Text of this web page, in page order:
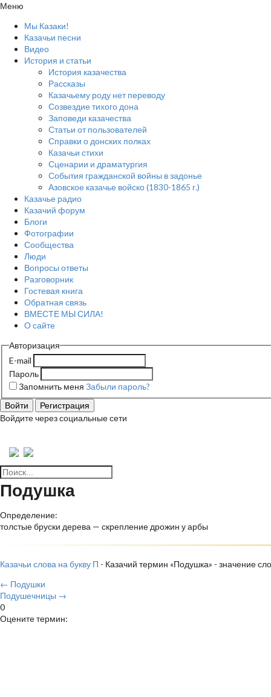
Меню
Мы Казаки!
Казачьи песни
Видео
История и статьи
История казачества
Рассказы
Казачьему роду нет переводу
Созвездие тихого дона
Заповеди казачества
Статьи от пользователей
Справки о донских полках
Казачьи стихи
Сценарии и драматургия
События гражданской войны в задонье
Азовское казачье войско (1830-1865 г.)
Казачье радио
Казачий форум
Блоги
Фотографии
Сообщества
Люди
Вопросы ответы
Разговорник
Гостевая книга
Обратная связь
ВМЕСТЕ МЫ СИЛА!
О сайте
Авторизация
E-mail
Пароль
Запомнить меня Забыли пароль?
Войти Регистрация
Войдите через социальные сети
Подушка
Определение:
толстые бруски дерева — скрепление дрожин у арбы
Казачьи слова на букву П - Казачий термин «Подушка» - значение
← Подушки
Подушечницы →
0
Оцените термин: